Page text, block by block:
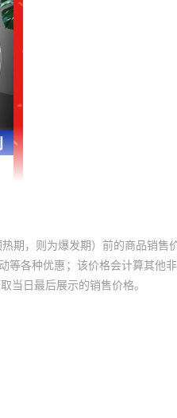
期，则为爆发期）前的商品销售
等各种优惠；该价格会计算其他
当日最后展示的销售价格。